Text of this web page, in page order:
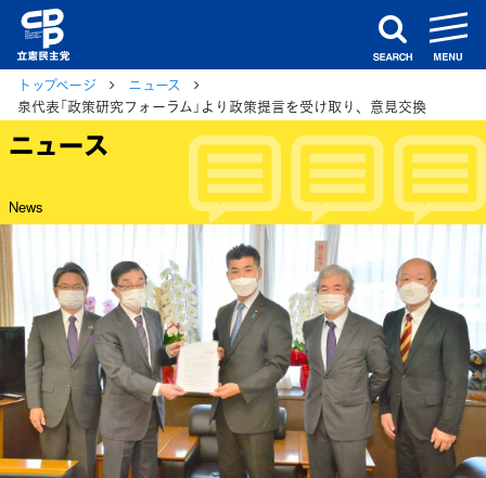
search
トップページ
ニュース
泉代表「政策研究フォーラム」より政策提言を受け取り、意見交換
ニュース
News